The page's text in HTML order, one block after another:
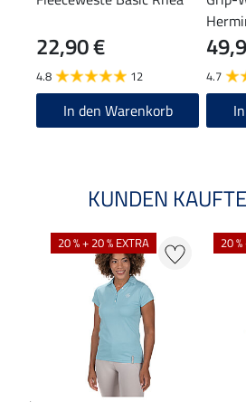
22,90 €
4.8 12
In den Warenkorb
4.7
KUNDEN
20 % + 20 % EXTRA 20